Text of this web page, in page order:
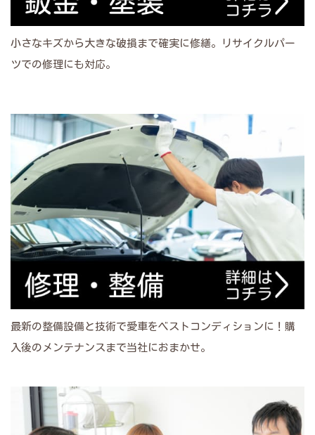
小さなキズから大きな破損まで確実に修繕。リサイクルパー
ツでの修理にも対応。
最新の整備設備と技術で愛車をベストコンディションに！購
入後のメンテナンスまで当社におまかせ。